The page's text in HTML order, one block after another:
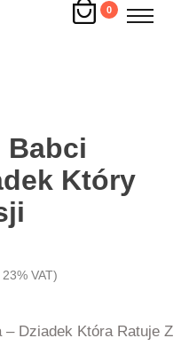
0
Babci
Który
VAT)
Dziadek Która Ratuje Z